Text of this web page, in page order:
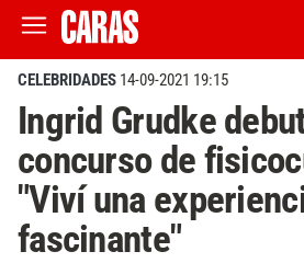
CELEBRIDADES 14-09-2021 19:15
Ingrid Grudke
concurso de
"Viví una
fascinante"